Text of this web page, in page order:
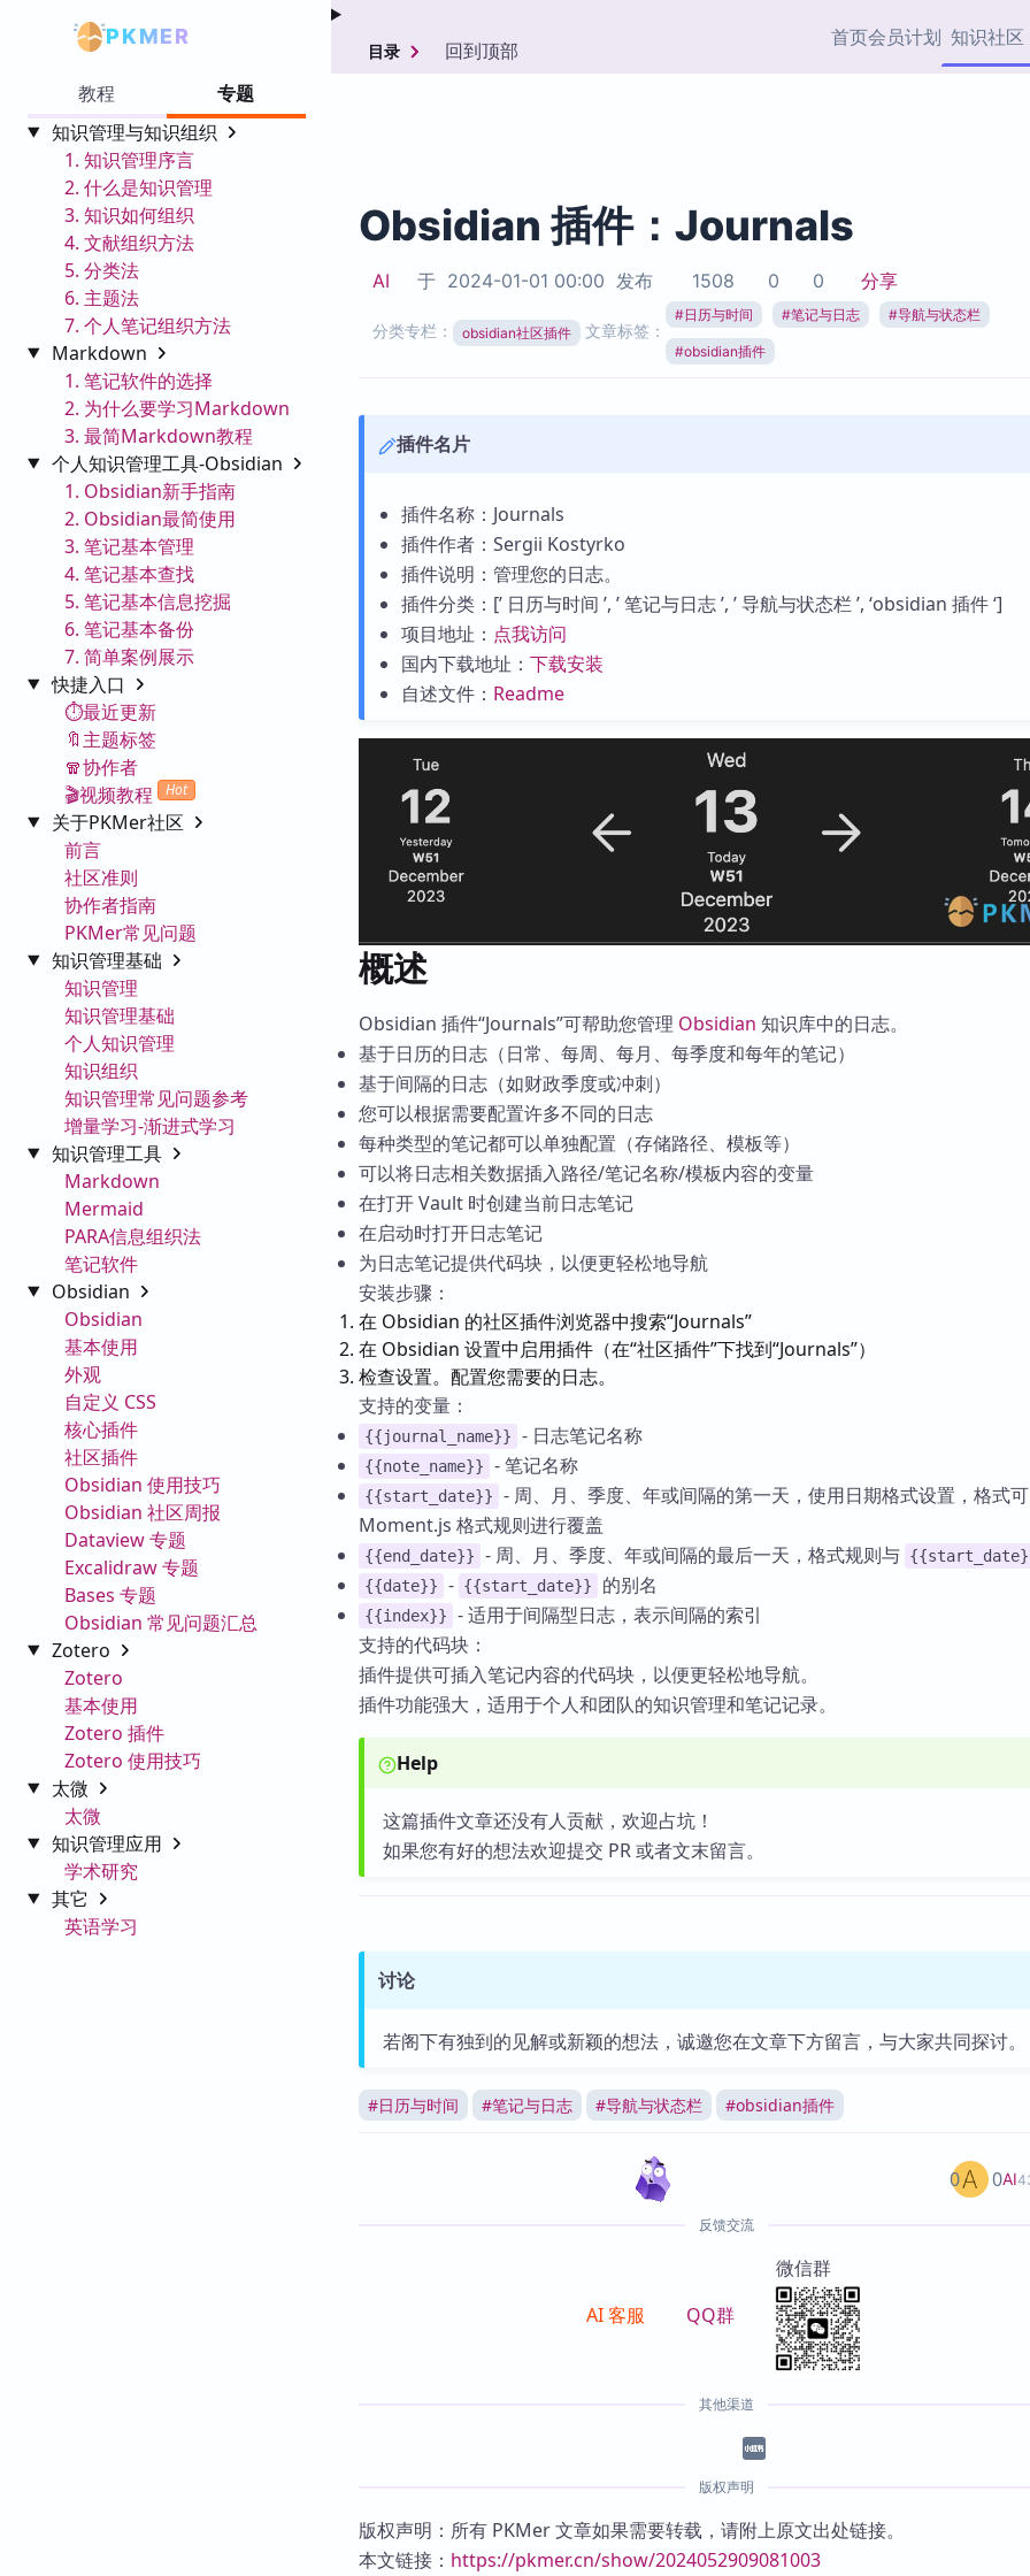
PKMER 首页会员计划 知识社区
热门链接Top5
加速访问 Obsidian 官方
市场
Zotero 插件
教程
专题
知识管理与知识组织
1. 知识管理序言
2. 什么是知识管理
3. 知识如何组织
4. 文献组织方法
5. 分类法
6. 主题法
7. 个人笔记组织方法
Markdown
1. 笔记软件的选择
2. 为什么要学习Markdown
3. 最简Markdown教程
个人知识管理工具-Obsidian
1. Obsidian新手指南
2. Obsidian最简使用
3. 笔记基本管理
4. 笔记基本查找
5. 笔记基本信息挖掘
6. 笔记基本备份
7. 简单案例展示
快捷入口
⏱️最近更新
🔖主题标签
🧣协作者
🎬视频教程
Hot
关于PKMer社区
前言
社区准则
协作者指南
PKMer常见问题
知识管理基础
知识管理
知识管理基础
个人知识管理
知识组织
知识管理常见问题参考
增量学习-渐进式学习
知识管理工具
Markdown
Mermaid
PARA信息组织法
笔记软件
Obsidian
Obsidian
基本使用
外观
自定义 CSS
核心插件
社区插件
Obsidian 使用技巧
Obsidian 社区周报
Dataview 专题
Excalidraw 专题
Bases 专题
Obsidian 常见问题汇总
Zotero
Zotero
基本使用
Zotero 插件
Zotero 使用技巧
太微
太微
知识管理应用
学术研究
其它
英语学习
目录 回到顶部
Obsidian 插件：Journals
AI 于 2024-01-01 00:00 发布 1508 0 0 分享
分类专栏： obsidian社区插件 文章标签：
#日历与时间 #笔记与日志 #导航与状态栏
#obsidian插件
插件名片
插件名称：Journals
插件作者：Sergii Kostyrko
插件说明：管理您的日志。
插件分类：[’ 日历与时间 ’, ’ 笔记与日志 ’, ’ 导航与状态栏 ’, ‘obsidian 插件 ‘]
项目地址： 点我访问
国内下载地址： 下载安装
自述文件： Readme
概述
Obsidian 插件“Journals”可帮助您管理 Obsidian 知识库中的日志。
基于日历的日志（日常、每周、每月、每季度和每年的笔记）
基于间隔的日志（如财政季度或冲刺）
您可以根据需要配置许多不同的日志
每种类型的笔记都可以单独配置（存储路径、模板等）
可以将日志相关数据插入路径/笔记名称/模板内容的变量
在打开 Vault 时创建当前日志笔记
在启动时打开日志笔记
为日志笔记提供代码块，以便更轻松地导航
安装步骤：
在 Obsidian 的社区插件浏览器中搜索“Journals”
在 Obsidian 设置中启用插件（在“社区插件”下找到“Journals”）
检查设置。配置您需要的日志。
支持的变量：
{{journal_name}} - 日志笔记名称
{{note_name}} - 笔记名称
{{start_date}}
- 周、月、季度、年或间隔的第一天，使用日期格式设置，格式
Moment.js 格式规则进行覆盖
{{end_date}} - 周、月、季度、年或间隔的最后一天，格式规则与
{{date}}
- {{start_date}} 的别名
{{index}}
- 适用于间隔型日志，表示间隔的索引
支持的代码块：
插件提供可插入笔记内容的代码块，以便更轻松地导航。
插件功能强大，适用于个人和团队的知识管理和笔记记录。
Help
这篇插件文章还没有人贡献，欢迎占坑！
如果您有好的想法欢迎提交 PR 或者文末留言。
讨论
若阁下有独到的见解或新颖的想法，诚邀您在文章下方留言，与大家共同探讨。
#日历与时间 #笔记与日志 #导航与状态栏 #obsidian插件
AI
0 0
反馈交流
AI 客服 QQ群
微信群
其他渠道
版权声明
版权声明：所有 PKMer 文章如果需要转载，请附上原文出处链接。
本文链接： https://pkmer.cn/show/2024052909081003